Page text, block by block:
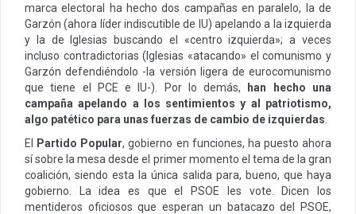
marca electoral ha hecho dos campañas en paralelo, la de
Garzón (ahora líder indiscutible de IU) apelando a la izquierda
y la de Iglesias buscando el «centro izquierda»; a veces
incluso contradictorias (Iglesias «atacando» el comunismo y
Garzón defendiéndolo -la versión ligera de eurocomunismo
que tiene el PCE e IU-). Por lo demás,
han hecho una
campaña apelando a los sentimientos y al patriotismo,
algo patético para unas fuerzas de cambio de izquierdas
El
Partido Popular, gobierno en funciones, ha puesto ahora
sí sobre la mesa desde el primer momento el tema de la gran
coalición, siendo esta la única salida para, bueno, que haya
gobierno. La idea es que el PSOE les vote. Dicen los
mentideros oficiosos que esperan un batacazo del PSOE,